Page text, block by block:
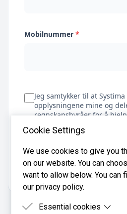
Mobilnummer *
Jeg samtykker til at
opplysningene mine og
regnskapsbyråer for å
regnskapsfører
Cookie Settings
We use cookies to give you
on our website. You can
want to allow below. You can
our privacy policy.
Essential cookies